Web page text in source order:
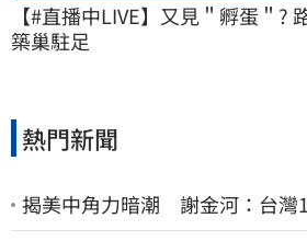
【#直播中LIVE】又見＂孵蛋＂?
築巢駐足
熱門新聞
揭美中角力暗潮 謝金河：台灣